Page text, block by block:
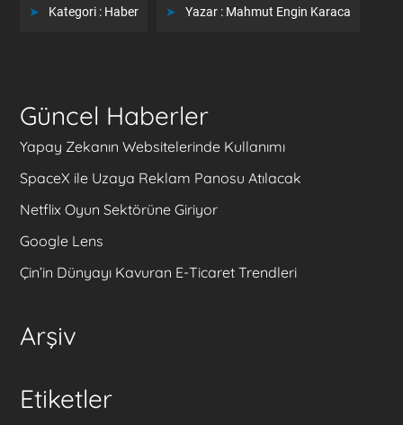
Kategori : Haber Yazar : Mahmut Engin Karaca
Güncel Haberler
Yapay Zekanın Websitelerinde Kullanımı
SpaceX ile Uzaya Reklam Panosu Atılacak
Netflix Oyun Sektörüne Giriyor
Google Lens
Çin’in Dünyayı Kavuran E-Ticaret Trendleri
Arşiv
Etiketler